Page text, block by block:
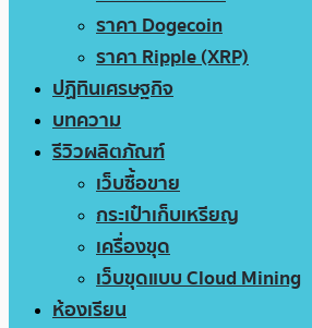
ราคา Dogecoin
ราคา Ripple (XRP)
ปฏิทินเศรษฐกิจ
บทความ
รีวิวผลิตภัณฑ์
เว็บซื้อขาย
กระเป๋าเก็บเหรียญ
เครื่องขุด
เว็บขุดแบบ Cloud Mining
ห้องเรียน